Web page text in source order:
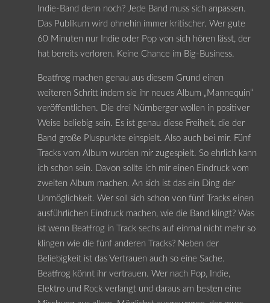
Indie-Band denn noch? Jede Band muss sich anpassen.
Das Publikum wird ohnehin immer kritischer. Wer gute
60 Minuten nur Indie oder Pop von sich hören lässt, der
hat bereits verloren. Keine Chance im Big-Business.
Beatfrog machen genau aus diesem Grund einen
weiteren Schritt indem sie ihr neues Album „Mannequin“
veröffentlichen. Die drei Nürnberger wollen in positiver
Weise beliebig sein. Es ist genau diese Freiheit, die der
Band große Pluspunkte einspielt. Also auch bei mir. Fünf
Tracks vom Album wurden mir zugespielt. So ehrlich kann
ich schon sein. Davon sollte ich mir einen Eindruck vom
zweiten Album machen. An sich ist das ein Ding der
Unmöglichkeit. Wer soll sich schon von fünf Tracks einen
ausführlichen Eindruck machen, wie die Band klingt? Was
ist wenn Beatfrog in Track sechs auf einmal nicht mehr so
klingen wie die fünf anderen Tracks? Neben der
Beliebigkeit ist das Vertrauen auch so eine Sache.
Beatfrog könnt ihr vertrauen. Wer nach Pop, Indie,
Elektro und Rock verlangt und daraus am besten eine